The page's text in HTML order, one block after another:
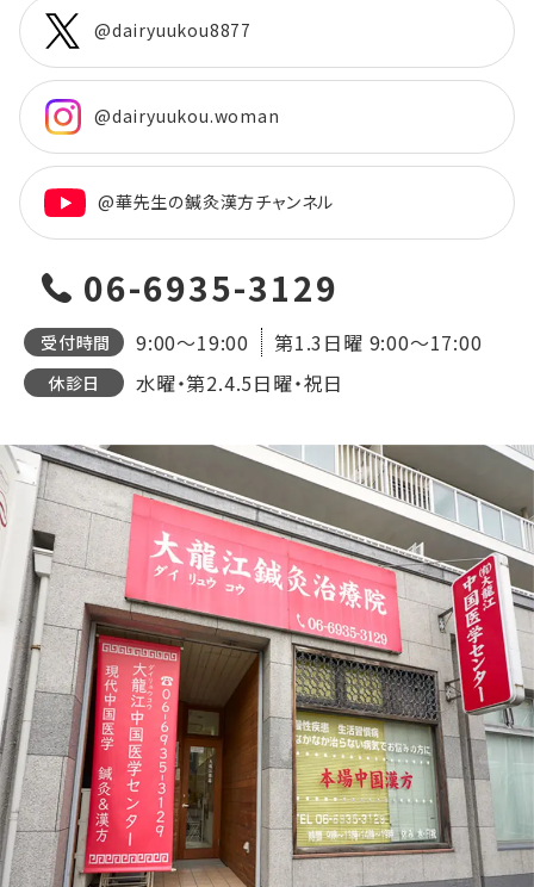
@dairyuukou8877
@dairyuukou.woman
@華先生の鍼灸漢方チャンネル
06-6935-3129
受付時間 9:00～19:00 第1.3日曜 9:00～17:00
休診日 水曜・第2.4.5日曜・祝日